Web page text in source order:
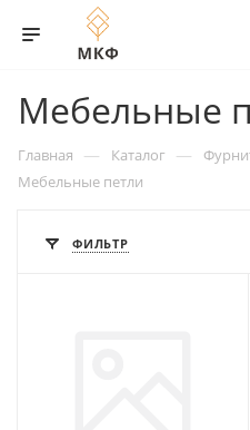
Мебельные
Главная — Каталог —
Мебельные петли
ФИЛЬТР